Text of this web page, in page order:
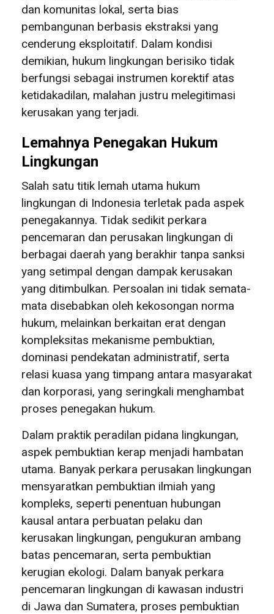
dan komunitas lokal, serta bias
pembangunan berbasis ekstraksi yang
cenderung eksploitatif. Dalam kondisi
demikian, hukum lingkungan berisiko tidak
berfungsi sebagai instrumen korektif atas
ketidakadilan, malahan justru melegitimasi
kerusakan yang terjadi.
Lemahnya Penegakan Hukum
Lingkungan
Salah satu titik lemah utama hukum
lingkungan di Indonesia terletak pada aspek
penegakannya. Tidak sedikit perkara
pencemaran dan perusakan lingkungan di
berbagai daerah yang berakhir tanpa sanksi
yang setimpal dengan dampak kerusakan
yang ditimbulkan. Persoalan ini tidak semata-
mata disebabkan oleh kekosongan norma
hukum, melainkan berkaitan erat dengan
kompleksitas mekanisme pembuktian,
dominasi pendekatan administratif, serta
relasi kuasa yang timpang antara masyarakat
dan korporasi, yang seringkali menghambat
proses penegakan hukum.
Dalam praktik peradilan pidana lingkungan,
aspek pembuktian kerap menjadi hambatan
utama. Banyak perkara perusakan lingkungan
mensyaratkan pembuktian ilmiah yang
kompleks, seperti penentuan hubungan
kausal antara perbuatan pelaku dan
kerusakan lingkungan, pengukuran ambang
batas pencemaran, serta pembuktian
kerugian ekologi. Dalam banyak perkara
pencemaran lingkungan di kawasan industri
di Jawa dan Sumatera, proses pembuktian